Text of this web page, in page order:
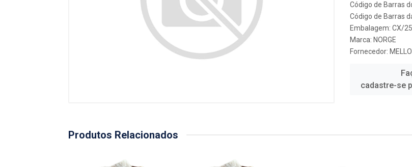
Código de Barras
Código de Barras
Embalagem: CX/
Marca: NORGE
Fornecedor:
cadastre-se
Produtos Relacionados